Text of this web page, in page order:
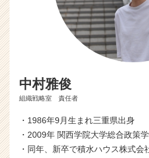
キ
ャ
リ
ア
（C
C
a
中村雅俊
組織戦略室 責任者
・1986年9月生まれ三重県出身
・2009年 関西学院大学総合政策
・同年、新卒で積水ハウス株式会